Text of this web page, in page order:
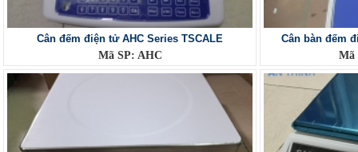
Cân đếm điện tử AHC Series TSCALE
Mã SP: AHC
Cân bàn đếm
Mã